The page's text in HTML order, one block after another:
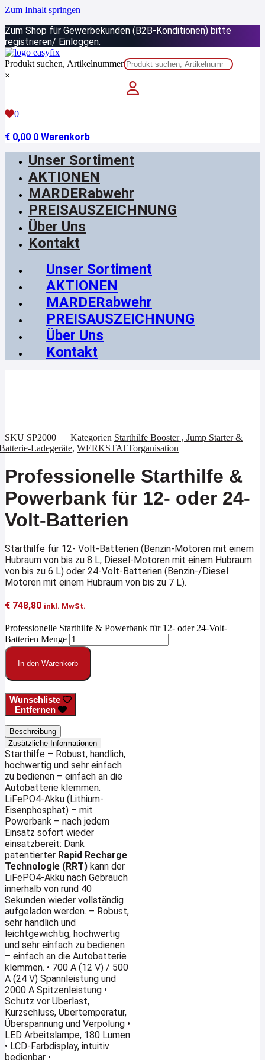
Zum Inhalt springen
Zum Shop für Gewerbekunden (B2B-Konditionen) bitte
registrieren/ Einloggen.
Produkt suchen, Artikelnummer
×
0
€ 0,00 0 Warenkorb
Unser Sortiment
AKTIONEN
MARDERabwehr
PREISAUSZEICHNUNG
Über Uns
Kontakt
Unser Sortiment
AKTIONEN
MARDERabwehr
PREISAUSZEICHNUNG
Über Uns
Kontakt
SKU SP2000 Kategorien Starthilfe Booster , Jump Starter &
Ladegeräte, WERKSTATTorganisation
Professionelle Starthilfe &
Powerbank für 12- oder 24-
Volt-Batterien
Starthilfe für 12- Volt-Batterien (Benzin-Motoren mit einem
Hubraum von bis zu 8 L, Diesel-Motoren mit einem Hubraum
von bis zu 6 L) oder 24-Volt-Batterien (Benzin-/Diesel
Motoren mit einem Hubraum von bis zu 7 L).
€ 748,80 inkl. MwSt.
Professionelle Starthilfe & Powerbank für 12- oder 24-Volt-
Batterien Menge
In den Warenkorb
Wunschliste
Entfernen
Beschreibung
Zusätzliche Informationen
Starthilfe – Robust, handlich,
hochwertig und sehr einfach
zu bedienen – einfach an die
Autobatterie klemmen.
LiFePO4-Akku (Lithium-
Eisenphosphat) – mit
Powerbank – nach jedem
Einsatz sofort wieder
einsatzbereit: Dank
patentierter Rapid Recharge
Technologie (RRT) kann der
LiFePO4-Akku nach Gebrauch
innerhalb von rund 40
Sekunden wieder vollständig
aufgeladen werden. – Robust,
sehr handlich und
leichtgewichtig, hochwertig
und sehr einfach zu bedienen
– einfach an die Autobatterie
klemmen. • 700 A (12 V) / 500
A (24 V) Spannleistung und
2000 A Spitzenleistung •
Schutz vor Überlast,
Kurzschluss, Übertemperatur,
Überspannung und Verpolung •
LED Arbeitslampe, 180 Lumen
• LCD-Farbdisplay, intuitiv
bedienbar •